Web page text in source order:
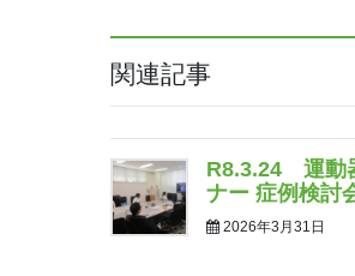
関連記事
R8.3.24 運動
ナー 症例検討
2026年3月31日